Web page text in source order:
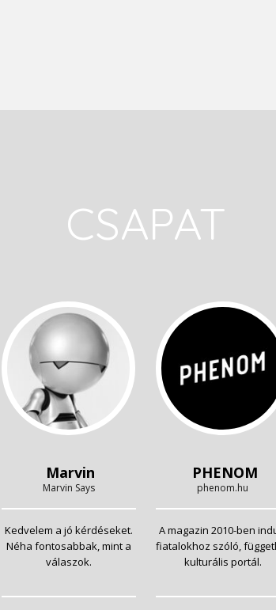
CSAPAT
Marvin
Marvin Says
Kedvelem a jó kérdéseket.
Néha fontosabbak, mint a
válaszok.
PHENOM
phenom.hu
A magazin 2010-ben
fiatalokhoz szóló,
kulturális portál.